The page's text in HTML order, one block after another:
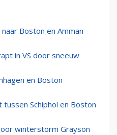
Boston en Amman
in VS door sneeuw
en Boston
Schiphol en Boston
winterstorm Grayson